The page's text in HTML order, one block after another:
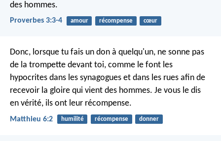
des hommes.
Proverbes 3:3-4 amour récompense cœur
Donc, lorsque tu fais un don à quelqu'un, ne sonne pas
de la trompette devant toi, comme le font les
hypocrites dans les synagogues et dans les rues afin de
recevoir la gloire qui vient des hommes. Je vous le dis
en vérité, ils ont leur récompense.
Matthieu 6:2 humilité récompense donner